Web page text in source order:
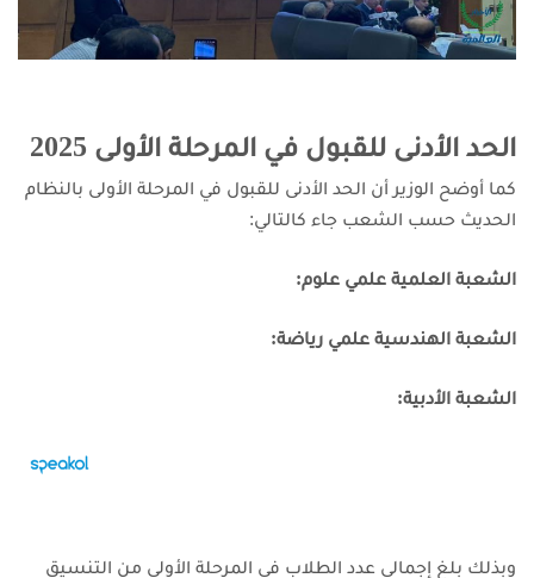
الحد الأدنى للقبول في المرحلة الأولى 2025
كما أوضح الوزير أن الحد الأدنى للقبول في المرحلة الأولى بالنظام
الحديث حسب الشعب جاء كالتالي:
الشعبة العلمية علمي علوم:
الشعبة الهندسية علمي رياضة:
الشعبة الأدبية:
وبذلك بلغ إجمالي عدد الطلاب في المرحلة الأولى من التنسيق